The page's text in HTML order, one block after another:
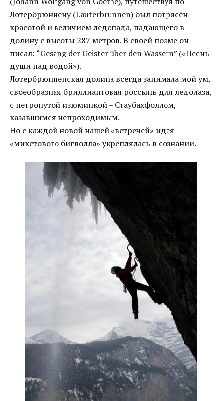
Лотербрюннену (Lauterbrunnen) был потрясён
красотой и величием ледопада, падающего в
долину с высоты 287 метров. В своей поэме он
писал: “Gesang der Geister über den Wassern” («Песнь
души над водой»).
Лотербрюнненская долина всегда занимала мой ум,
своеобразная бриллиантовая россыпь для ледолаза,
с нетронутой изюминкой – Стаубахфоллом,
казавшимся непроходимым.
Но с каждой новой нашей «встречей» идея
«микстового бигволла» укреплялась в сознании.